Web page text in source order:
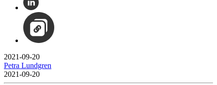
2021-09-20
Petra Lundgren
2021-09-20